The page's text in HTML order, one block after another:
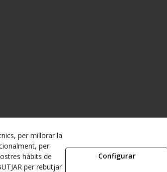
i Mateu - Tots els drets reservats.
per millorar la
per
hàbits de
per rebutjar
Configurar